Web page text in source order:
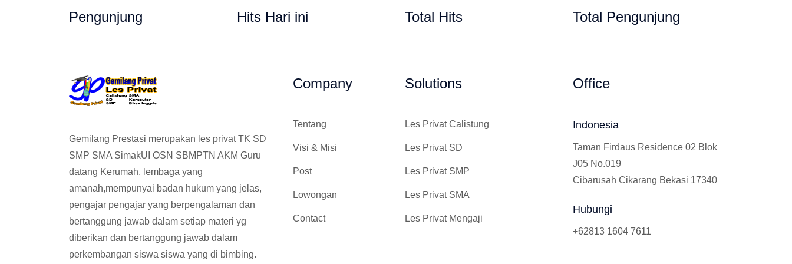
Pengunjung Hits Hari ini Total Hits Total Pengunjung
Gemilang Prestasi merupakan les privat TK SD
SMP SMA SimakUI OSN SBMPTN AKM Guru
datang Kerumah, lembaga yang
amanah,mempunyai badan hukum yang jelas,
pengajar pengajar yang berpengalaman dan
bertanggung jawab dalam setiap materi yg
diberikan dan bertanggung jawab dalam
perkembangan siswa siswa yang di bimbing.
Company
Tentang
Visi & Misi
Post
Lowongan
Contact
Solutions
Les Privat Calistung
Les Privat SD
Les Privat SMP
Les Privat SMA
Les Privat Mengaji
Office
Indonesia
Taman Firdaus Residence 02 Blok
J05 No.019
Cibarusah Cikarang Bekasi 17340
Hubungi
+62813 1604 7611